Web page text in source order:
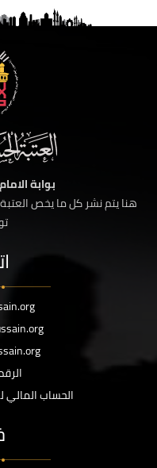
بوابة
هنا يتم نشر كل ما يخص
الحساب المالي